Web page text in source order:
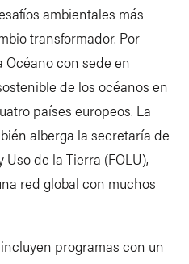
ambientales más
transformador. Por
con sede en
de los océanos en
países europeos. La
alberga la secretaría de
de la Tierra (FOLU),
red global con muchos
programas con un